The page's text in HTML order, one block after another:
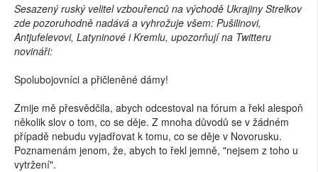
Sesazený ruský velitel vzbouřenců na východě Ukrajiny Strelkov
zde pozoruhodně nadává a vyhrožuje všem: Pušilinovi,
Antjufelevovi, Latyninové i Kremlu, upozorňují na Twitteru
novináři:
Spolubojovníci a přičleněné dámy!
Zmije mě přesvědčila, abych odcestoval na fórum a řekl alespoň
několik slov o tom, co se děje. Z mnoha důvodů se v žádném
případě nebudu vyjadřovat k tomu, co se děje v Novorusku.
Poznamenám jenom, že, abych to řekl jemně, "nejsem z toho u
vytržení".